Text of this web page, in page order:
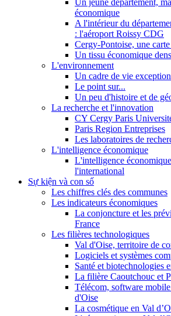
économique
A l'intérieur du
: l'aéroport Roissy CDG
Cergy-Pontoise, une
Un tissu économique
L'environnement
Un cadre de vie
Le point sur...
Un peu d'histoire et de
La recherche et l'innovation
CY Cergy Paris
Paris Region Entreprises
Les laboratoires de
L'intelligence économique
L'intelligence
l'international
Sự kiện và con số
Les chiffres clés des communes
Les indicateurs économiques
La conjoncture et les
France
Les filières technologiques
Val d'Oise, territoire de
Logiciels et systèmes
Santé et biotechnologies
La filière Caoutchouc et
Télécom, software
d'Oise
La cosmétique en Val